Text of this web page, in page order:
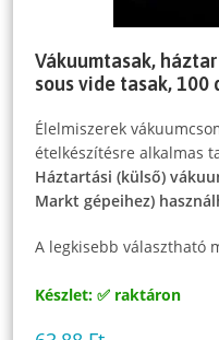
Vákuumtasak,
sous vide tasak, 100
Élelmiszerek
ételkészítésre alkalmas
Háztartási (külső)
Markt gépeihez)
A legkisebb választható
Készlet: ✅ raktáron